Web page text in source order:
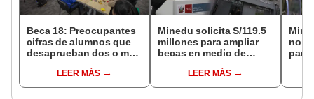
Beca 18: Preocupantes
cifras de alumnos que
desaprueban dos o más
LEER MÁS
Minedu solicita S/119.5
millones para ampliar
becas en medio de
PronabecLEER MÁS
no
para